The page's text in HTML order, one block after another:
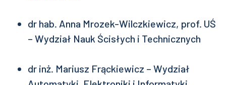
dr hab. Anna Mrozek-Wilczkiewicz, prof. UŚ
– Wydział Nauk Ścisłych i Technicznych
dr inż. Mariusz Frąckiewicz – Wydział